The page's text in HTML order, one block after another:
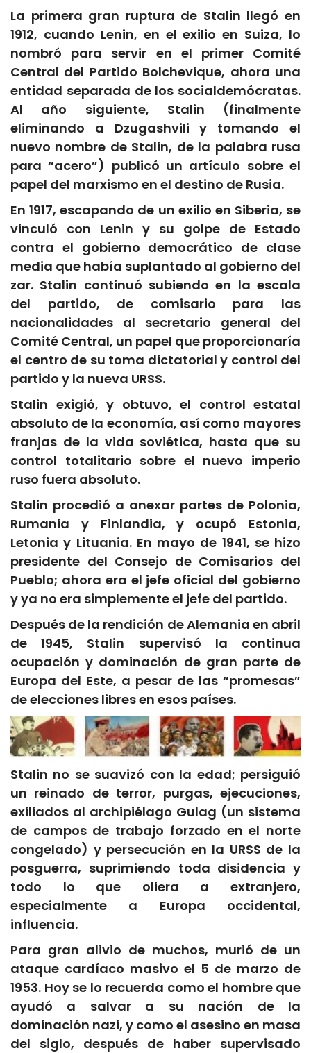
La primera gran ruptura de Stalin llegó en
1912, cuando Lenin, en el exilio en Suiza, lo
nombró para servir en el primer Comité
Central del Partido Bolchevique, ahora una
entidad separada de los socialdemócratas.
Al año siguiente, Stalin (finalmente
eliminando a Dzugashvili y tomando el
nuevo nombre de Stalin, de la palabra rusa
para “acero”) publicó un artículo sobre el
papel del marxismo en el destino de Rusia.
En 1917, escapando de un exilio en Siberia, se
vinculó con Lenin y su golpe de Estado
contra el gobierno democrático de clase
media que había suplantado al gobierno del
zar. Stalin continuó subiendo en la escala
del partido, de comisario para las
nacionalidades al secretario general del
Comité Central, un papel que proporcionaría
el centro de su toma dictatorial y control del
partido y la nueva URSS.
Stalin exigió, y obtuvo, el control estatal
absoluto de la economía, así como mayores
franjas de la vida soviética, hasta que su
control totalitario sobre el nuevo imperio
ruso fuera absoluto.
Stalin procedió a anexar partes de Polonia,
Rumania y Finlandia, y ocupó Estonia,
Letonia y Lituania. En mayo de 1941, se hizo
presidente del Consejo de Comisarios del
Pueblo; ahora era el jefe oficial del gobierno
y ya no era simplemente el jefe del partido.
Después de la rendición de Alemania en abril
de 1945, Stalin supervisó la continua
ocupación y dominación de gran parte de
Europa del Este, a pesar de las “promesas”
de elecciones libres en esos países.
Stalin no se suavizó con la edad; persiguió
un reinado de terror, purgas, ejecuciones,
exiliados al archipiélago Gulag (un sistema
de campos de trabajo forzado en el norte
congelado) y persecución en la URSS de la
posguerra, suprimiendo toda disidencia y
todo lo que oliera a extranjero,
especialmente a Europa occidental,
influencia.
Para gran alivio de muchos, murió de un
ataque cardíaco masivo el 5 de marzo de
1953. Hoy se lo recuerda como el hombre que
ayudó a salvar a su nación de la
dominación nazi, y como el asesino en masa
del siglo, después de haber supervisado